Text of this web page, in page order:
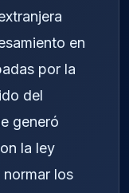
en
por la
del
generó
la ley
los